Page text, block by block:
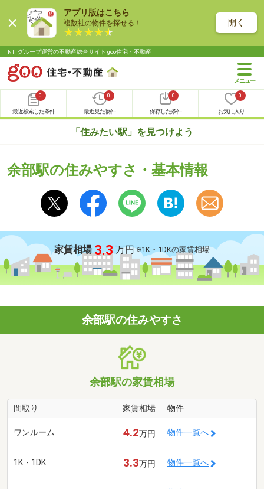
アプリ版はこちら
複数社の物件を探せる！ 開く
NTTグループ運営の不動産総合サイト goo住宅・不動産
0
最近検索した条件
0
最近見た物件
0
保存した条件
0
お気に入り
「住みたい駅」を見つけよう
余部駅の住みやすさ・基本情報
家賃相場 3.3 万円 ※1K・1DKの家賃相場
余部駅の住みやすさ
余部駅の家賃相場
間取り 家賃相場 物件
ワンルーム 4.2万円 物件一覧へ
1K・1DK 3.3万円 物件一覧へ